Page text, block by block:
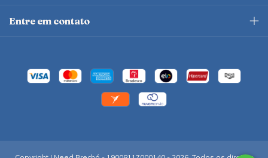
Entre em contato